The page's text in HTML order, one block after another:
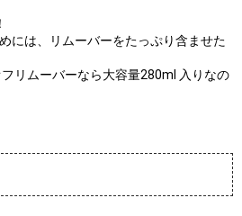
には、リムーバーをたっぷり含ませた
リムーバーなら大容量280ml 入りなの